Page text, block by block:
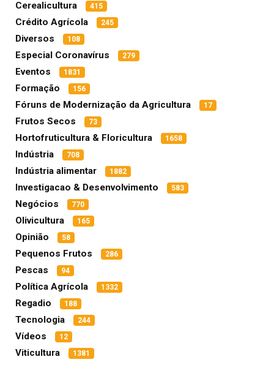
Cerealicultura 415
Crédito Agrícola 245
Diversos 108
Especial Coronavírus 279
Eventos 1831
Formação 156
Fóruns de Modernização da Agricultura 17
Frutos Secos 73
Hortofruticultura & Floricultura 1658
Indústria 708
Indústria alimentar 1882
Investigacao & Desenvolvimento 583
Negócios 770
Olivicultura 165
Opinião 58
Pequenos Frutos 286
Pescas 94
Política Agrícola 1332
Regadio 188
Tecnologia 244
Vídeos 12
Viticultura 1381